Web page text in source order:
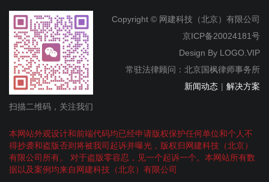
扫描二维码，关注我们
Copyright © 网建科技（北京）有限公司
京ICP备20024181号
Design By LOGO.VIP
常驻法律顾问：北京国枫律师事务所
新闻动态 | 解决方案
本网站外观设计和前端代码均已经申请版权保护任何单位和个人不
得抄袭和盗版否则将被我司起诉并曝光，版权归网建科技（北京）
有限公司所有。 对于盗版零容忍，见一个起诉一个。本网站所有数
据以及案例均来自网建科技（北京）有限公司